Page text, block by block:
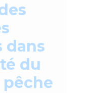
dans
du